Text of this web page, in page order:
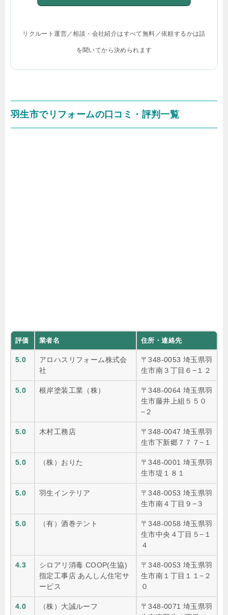
リクルート運営／相談・会社紹介はすべて無料／依頼するかは話
を聞いてから決められます
羽生市でリフォームの口コミ・評判一覧
評価 業者名 住所・連絡先
5.0
アロハスリフォーム株式会
社
〒348-0053 埼玉県羽
生市南３丁目６−１２
5.0 根岸塗装工業（株）
〒348-0064 埼玉県羽
生市藤井上組５５０
−２
5.0 木村工務店
〒348-0047 埼玉県羽
生市下新郷７７７−１
5.0 （株）おりた
〒348-0001 埼玉県羽
生市堤１８１
5.0 羽生インテリア
〒348-0053 埼玉県羽
生市南４丁目９−３
5.0 （有）酒巻テント
〒348-0058 埼玉県羽
生市中央４丁目５−１
４
4.3
シロアリ消毒 COOP(生協)
指定工事店 あんしん住宅サ
ービス
〒348-0053 埼玉県羽
生市南１丁目１１−２
０
4.0 （株）大誠ルーフ
〒348-0071 埼玉県羽